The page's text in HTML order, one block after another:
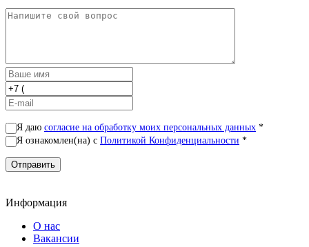
Я даю согласие на обработку моих персональных данных *
Я ознакомлен(на) с Политикой Конфиденциальности *
Информация
О нас
Вакансии